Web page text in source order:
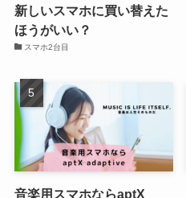
新しいスマホに買い替えた
ほうがいい？
スマホ2台目
音楽用スマホならaptX